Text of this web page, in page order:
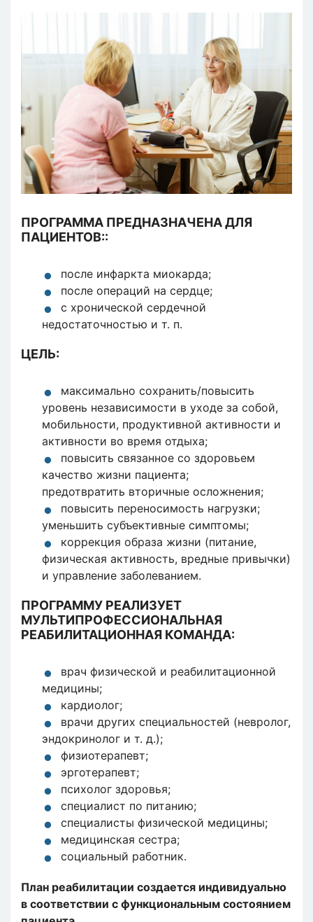
ПРОГРАММА ПРЕДНАЗНАЧЕНА ДЛЯ
ПАЦИЕНТОВ::
после инфаркта миокарда;
после операций на сердце;
с хронической сердечной
недостаточностью и т. п.
ЦЕЛЬ:
максимально сохранить/повысить
уровень независимости в уходе за собой,
мобильности, продуктивной активности и
активности во время отдыха;
повысить связанное со здоровьем
качество жизни пациента;
предотвратить вторичные осложнения;
повысить переносимость нагрузки;
уменьшить субъективные симптомы;
коррекция образа жизни (питание,
физическая активность, вредные привычки)
и управление заболеванием.
ПРОГРАММУ РЕАЛИЗУЕТ
МУЛЬТИПРОФЕССИОНАЛЬНАЯ
РЕАБИЛИТАЦИОННАЯ КОМАНДА:
врач физической и реабилитационной
медицины;
кардиолог;
врачи других специальностей (невролог,
эндокринолог и т. д.);
физиотерапевт;
эрготерапевт;
психолог здоровья;
специалист по питанию;
специалисты физической медицины;
медицинская сестра;
социальный работник.
План реабилитации создается индивидуально
в соответствии с функциональным состоянием